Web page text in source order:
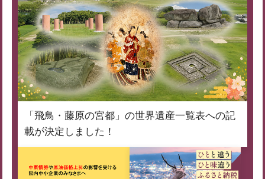
「飛鳥・藤原の宮都」の世界遺産一覧表への記
載が決定しました！